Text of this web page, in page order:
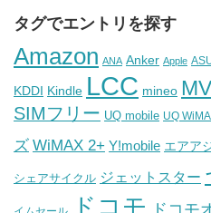
タグでエントリを探す
Amazon ANA Anker Apple
KDDI Kindle LCC mineo
SIMフリー UQ mobile UQ
ズ WiMAX 2+ Y!mobile エアア
シェアサイクル ジェットスター
ドコモ ドコモ